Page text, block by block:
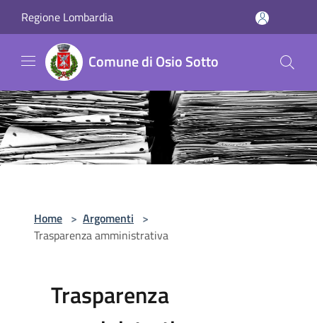
Regione Lombardia
Comune di Osio Sotto
Home > Argomenti >
Trasparenza amministrativa
Trasparenza